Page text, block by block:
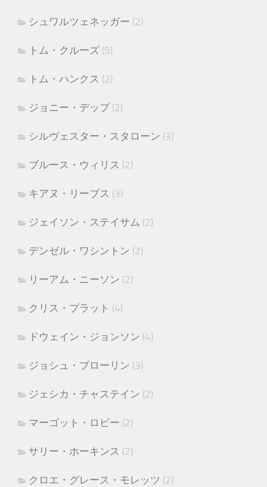
シュワルツェネッガー (2)
トム・クルーズ (5)
トム・ハンクス (2)
ジョニー・デップ(2)
シルヴェスター・スタローン (3)
ブルース・ウィリス (2)
キアヌ・リーブス (3)
ジェイソン・ステイサム (2)
デンゼル・ワシントン (2)
リーアム・ニーソン (2)
クリス・プラット (4)
ドウェイン・ジョンソン (4)
ジョシュ・ブローリン (3)
ジェシカ・チャステイン (2)
マーゴット・ロビー (2)
サリー・ホーキンス (2)
クロエ・グレース・モレッツ (2)